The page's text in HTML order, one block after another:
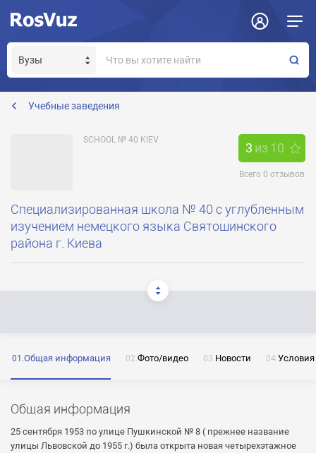
Учебные заведения
SCHOOL № 40 KIEV
3 из 10
Всего 0 отзывов
Специализированная школа № 40 с углубленным
изучением немецкого языка Святошинского
района г. Киева
Общая информация Фото/видео Новости
Общая информация
25 сентября 1953 по улице Пушкинской № 8 ( прежнее название
улицы Львовской до 1955 г.) была открыта новая четырехэтажное
zirkova40@ukr.net
ОТПРАВИТЬ
на обработку моих персональных данных